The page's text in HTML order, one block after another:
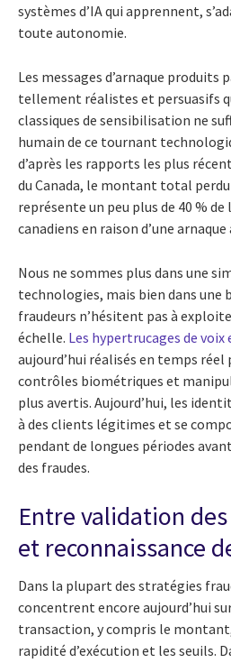
systèmes d’IA qui apprennent,
toute autonomie.
Les messages d’arnaque produits
tellement réalistes et persuasifs
classiques de sensibilisation ne
humain de ce tournant
d’après les rapports les plus
du Canada, le montant total
représente un peu plus de 40 %
canadiens en raison d’une arnaque
Nous ne sommes plus dans une
technologies, mais bien dans une
fraudeurs n’hésitent pas à
échelle. Les hypertrucages de voix
aujourd’hui réalisés en temps
contrôles biométriques et
plus avertis. Aujourd’hui, les
à des clients légitimes et se
pendant de longues périodes
des fraudes.
Entre validation
et reconnaissance
Dans la plupart des stratégies
concentrent encore aujourd’hui
transaction, y compris le
rapidité d’exécution et les seuils.